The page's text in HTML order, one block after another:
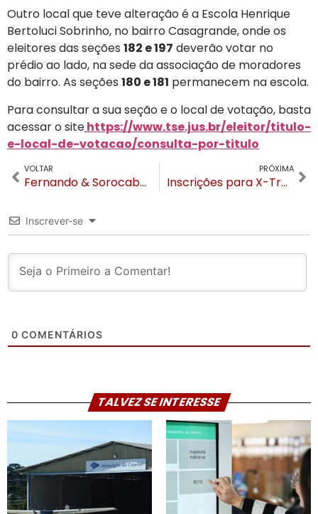
Outro local que teve alteração é a Escola Henrique
Bertoluci Sobrinho, no bairro Casagrande, onde os
eleitores das seções 182 e 197 deverão votar no
prédio ao lado, na sede da associação de moradores
do bairro. As seções 180 e 181 permanecem na escola.
Para consultar a sua seção e o local de votação, basta
acessar o sitehttps://www.tse.jus.br/eleitor/titulo-
e-local-de-votacao/consulta-por-titulo
VOLTAR
Fernando & Sorocaba com open de churras e chope: as atrações da Confraria SG em Gramado
PRÓXIMA
Inscrições para X-Treme Run Ultra Trail encerram nesta sexta-feira
Inscrever-se
0 COMENTÁRIOS
TALVEZ SE INTERESSE